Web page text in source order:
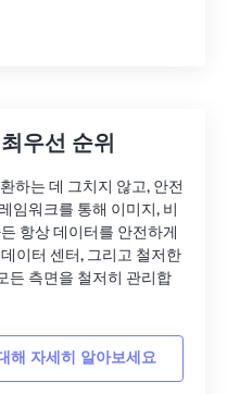
우선 순위
하는 데 그치지 않고, 안전
임워크를 통해 이미지, 비
항상 데이터를 안전하게
이터 센터, 그리고 철저한
든 측면을 철저히 관리합
해 자세히 알아보세요